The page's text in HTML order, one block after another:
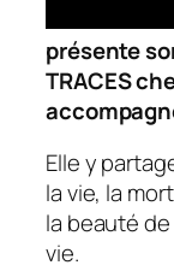
présente
TRACES
Elle y
la vie, la
la beauté
vie.